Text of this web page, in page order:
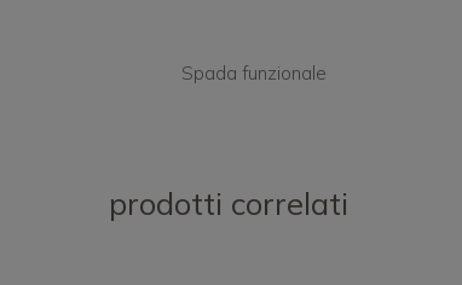
Spada funzionale
prodotti correlati